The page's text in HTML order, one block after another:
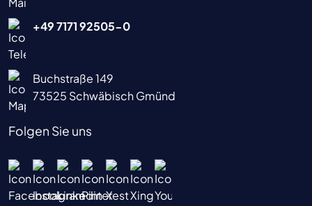
+49 7171 92505-0
Buchstraße 149
73525 Schwäbisch Gmünd
Folgen Sie uns